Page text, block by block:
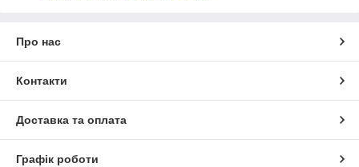
Про нас
Контакти
Доставка та оплата
Графік роботи